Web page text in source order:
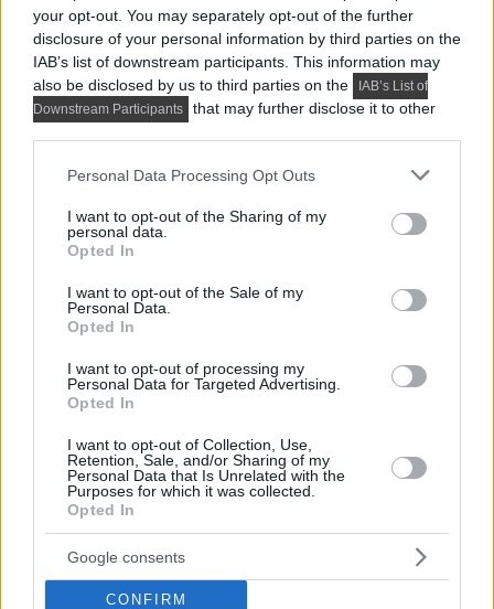
your opt-out. You may separately opt-out of the further
disclosure of your personal information by third parties on the
IAB’s list of downstream participants. This information may
also be disclosed by us to third parties on the
IAB’s List of
Downstream Participants
that may further disclose it to other
Please note that this website/app uses one or more Google
not limited to your visit or usage behaviour. You may click to
grant or deny consent to Google and its third-party tags to
use your data for below specified purposes in below Google
consent section.
Personal Data Processing Opt Outs
I want to opt-out of the Sharing of my
personal data.
Opted In
I want to opt-out of the Sale of my
Personal Data.
Opted In
I want to opt-out of processing my
Personal Data for Targeted Advertising.
Opted In
I want to opt-out of Collection, Use,
Retention, Sale, and/or Sharing of my
Personal Data that Is Unrelated with the
Purposes for which it was collected.
Opted In
Google consents
CONFIRM
PRAKTIKUS LAKBERENDEZÉSI ÖTLETEK, TIPPEK, TANÁCSOK
5 látványos hálószobai megoldás,
amelyet később könnyű megbánni